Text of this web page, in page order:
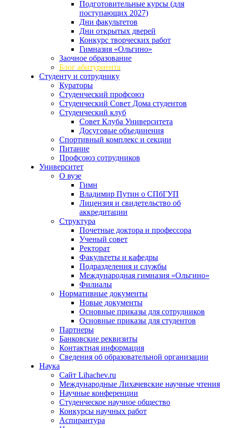
Подготовительные курсы (для
поступающих 2027)
Дни факультетов
Дни открытых дверей
Конкурс творческих работ
Гимназия «Ольгино»
Заочное образование
Блог абитуриента
Студенту и сотруднику
Кураторы
Студенческий профсоюз
Студенческий Совет Дома студентов
Студенческий клуб
Совет Клуба Университета
Досуговые объединения
Спортивный комплекс и секции
Питание
Профсоюз сотрудников
Университет
О вузе
Гимн
Владимир Путин о СПбГУП
Лицензия и свидетельство об
аккредитации
Структура
Почетные доктора и профессора
Ученый совет
Ректорат
Факультеты и кафедры
Подразделения и службы
Международная гимназия «Ольгино»
Филиалы
Нормативные документы
Новые документы
Основные приказы для сотрудников
Основные приказы для студентов
Партнеры
Банковские реквизиты
Контактная информация
Сведения об образовательной организации
Наука
Сайт Lihachev.ru
Международные Лихачевские научные чтения
Научные конференции
Студенческое научное общество
Конкурсы научных работ
Аспирантура